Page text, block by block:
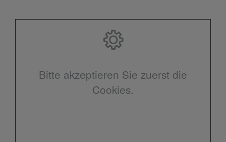
Bitte akzeptieren Sie zuerst die
Cookies.